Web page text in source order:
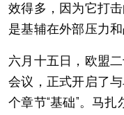
效得多，因为它打
是基辅在外部压力
六月十五日，欧盟
会议，正式开启了
个章节“基础”。马